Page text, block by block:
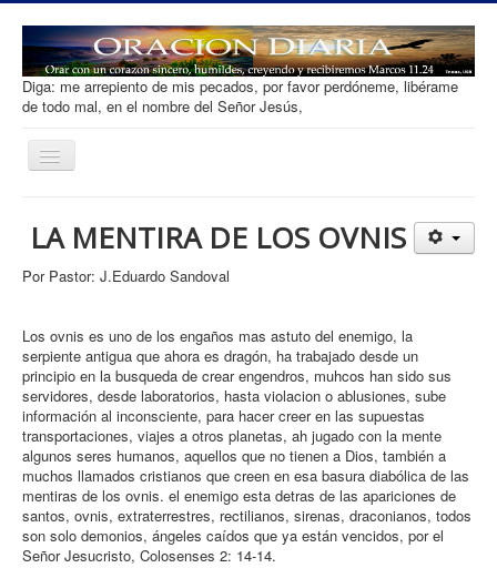
Diga: me arrepiento de mis pecados, por favor perdóneme, libérame
de todo mal, en el nombre del Señor Jesús,
Toggle
Salvacion
Que es Orar
Desarrollar Fe
Ofrenda
Contacto
LA MENTIRA DE LOS OVNIS
Por Pastor: J.Eduardo Sandoval
Los ovnis es uno de los engaños mas astuto del enemigo, la
serpiente antigua que ahora es dragón, ha trabajado desde un
principio en la busqueda de crear engendros, muhcos han sido sus
servidores, desde laboratorios, hasta violacion o ablusiones, sube
información al inconsciente, para hacer creer en las supuestas
transportaciones, viajes a otros planetas, ah jugado con la mente
algunos seres humanos, aquellos que no tienen a Dios, también a
muchos llamados cristianos que creen en esa basura diabólica de las
mentiras de los ovnis. el enemigo esta detras de las apariciones de
santos, ovnis, extraterrestres, rectilianos, sirenas, draconianos, todos
son solo demonios, ángeles caídos que ya están vencidos, por el
Señor Jesucristo, Colosenses 2: 14-14.